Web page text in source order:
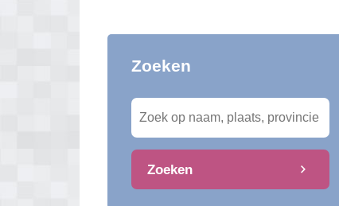
Zoeken
Zoeken